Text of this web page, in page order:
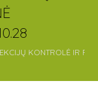
KONTROLĖ IR